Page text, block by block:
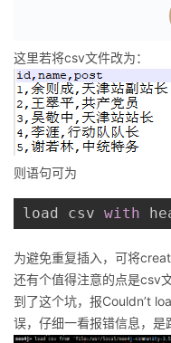
这里若将csv文件改为：
则语句可为
load csv with
为避免重复插入，可将
还有个值得注意的点是csv
到了这个坑，报Couldn’t
误，仔细一看报错信息，是